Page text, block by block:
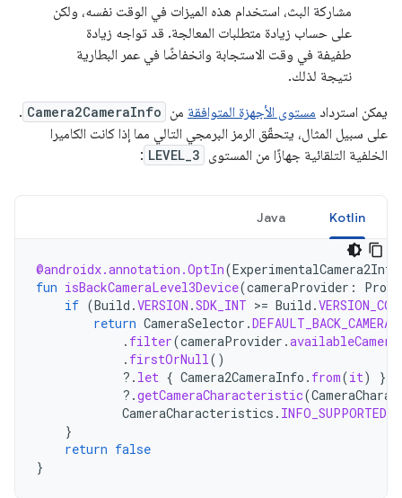
مشاركة البث، استخدام هذه الميزات في الوقت نفسه، ولكن
على حساب زيادة متطلبات المعالجة. قد تواجه زيادة
طفيفة في وقت الاستجابة وانخفاضًا في عمر البطارية
نتيجة لذلك.
يمكن استرداد مستوى الأجهزة المتوافقة من Camera2CameraInfo
.
على سبيل المثال، يتحقّق الرمز البرمجي التالي مما إذا كانت الكاميرا
الخلفية التلقائية جهازًا من المستوى LEVEL_3
:
Kotlin
Java
@androidx.annotation.OptIn(
fun isBackCameraLevel3Device(cameraProvider :
if (Build .VERSION .SDK_INT >= Build .
return CameraSelector .DEFAULT_BACK_CAMERA
. filter(cameraProvider .
. firstOrNull()
?. let { Camera2CameraInfo . from(it)
}
?.getCameraCharacteristic(
CameraCharacteristics .
}
return false
}